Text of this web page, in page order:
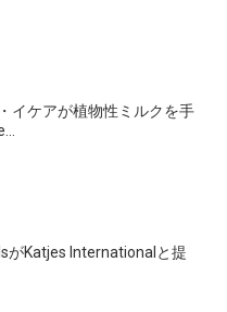
イケアが植物性ミルクを手
がKatjes Internationalと提